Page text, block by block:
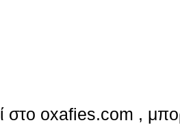
στο oxafies.com ,